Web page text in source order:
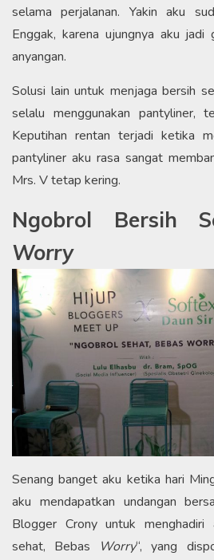
selama perjalanan. Yakin aku
Enggak, karena ujungnya aku jadi
anyangan.
Solusi lain untuk menjaga bersih
selalu menggunakan pantyliner,
Keputihan rentan terjadi ketika
pantyliner aku rasa sangat
Mrs. V tetap kering.
Ngobrol Bersih
Worry
Senang banget aku ketika hari
aku mendapatkan undangan
Blogger Crony untuk menghadiri
sehat, Bebas
Worry“, yang